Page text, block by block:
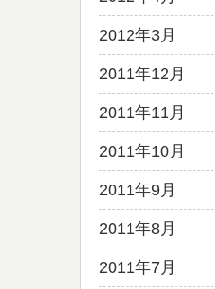
2012年3月
2011年12月
2011年11月
2011年10月
2011年9月
2011年8月
2011年7月